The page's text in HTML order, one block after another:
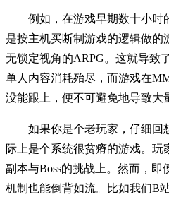
例如，在游戏早期数十小时
是按主机买断制游戏的逻辑做的
无锁定视角的ARPG。这就导致
单人内容消耗殆尽，而游戏在
没能跟上，便不可避免地导致大
如果你是个老玩家，仔细回
际上是个系统很贫瘠的游戏。
副本与Boss的挑战上。然而，即
机制也能倒背如流。比如我们B